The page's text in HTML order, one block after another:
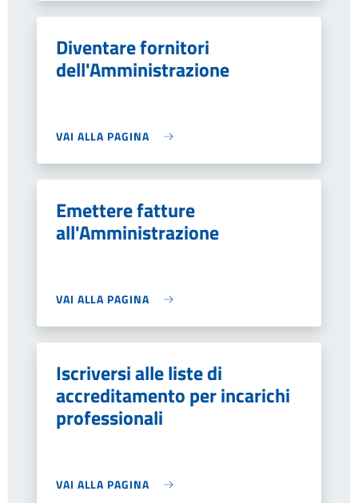
Diventare fornitori
dell'Amministrazione
VAI ALLA PAGINA
Emettere fatture
all'Amministrazione
VAI ALLA PAGINA
Iscriversi alle liste di
accreditamento per incarichi
professionali
VAI ALLA PAGINA